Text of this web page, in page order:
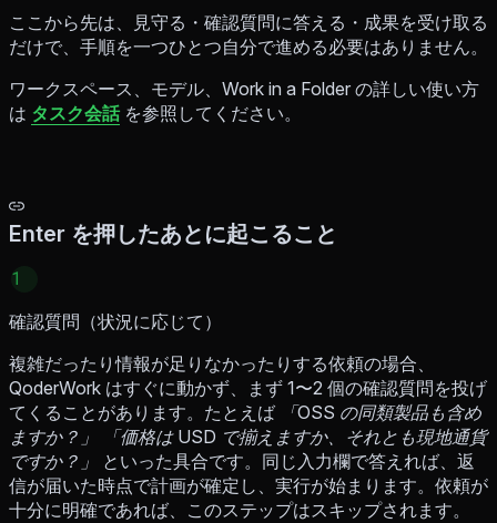
ここから先は、見守る・確認質問に答える・成果を受け取る
だけで、手順を一つひとつ自分で進める必要はありません。
ワークスペース、モデル、Work in a Folder の詳しい使い方
は タスク会話を参照してください。
Enter を押したあとに起こること
1
確認質問（状況に応じて）
複雑だったり情報が足りなかったりする依頼の場合、
QoderWork はすぐに動かず、まず 1〜2 個の確認質問を投げ
てくることがあります。たとえば
「OSS の同類製品も含め
ますか？」
「価格は USD で揃えますか、それとも現地通貨
ですか？」
といった具合です。同じ入力欄で答えれば、返
信が届いた時点で計画が確定し、実行が始まります。依頼が
十分に明確であれば、このステップはスキップされます。